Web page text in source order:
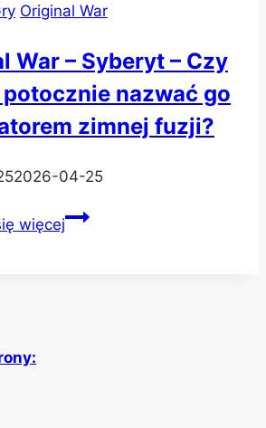
Original War
War – Syberyt – Czy
nazwać go
zimnej fuzji?
2026-04-25
więcejOriginal